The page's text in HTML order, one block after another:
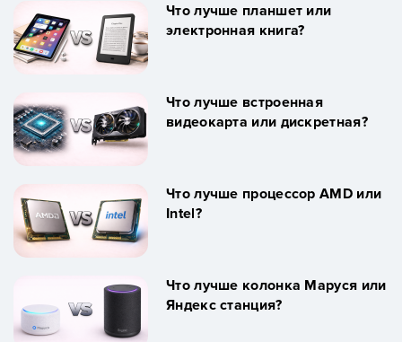
Что лучше планшет или
электронная книга?
Что лучше встроенная
видеокарта или дискретная?
Что лучше процессор AMD или
Intel?
Что лучше колонка Маруся или
Яндекс станция?